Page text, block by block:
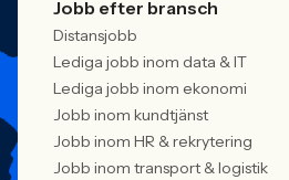
Jobb efter bransch
Distansjobb
Lediga jobb inom data & IT
Lediga jobb inom ekonomi
Jobb inom kundtjänst
Jobb inom HR & rekrytering
Jobb inom transport & logistik